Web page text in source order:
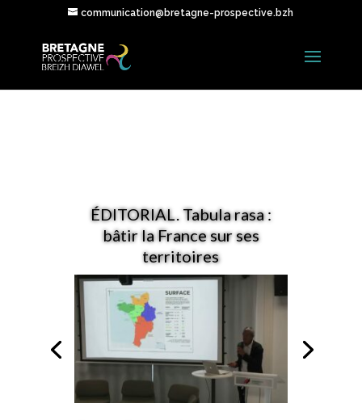
communication@bretagne-prospective.bzh
ÉDITORIAL. Tabula rasa :
bâtir la France sur ses
territoires